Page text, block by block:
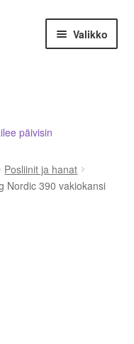
Valikko
päivisin
Posliinit ja hanat
Nordic 390 vakiokansi